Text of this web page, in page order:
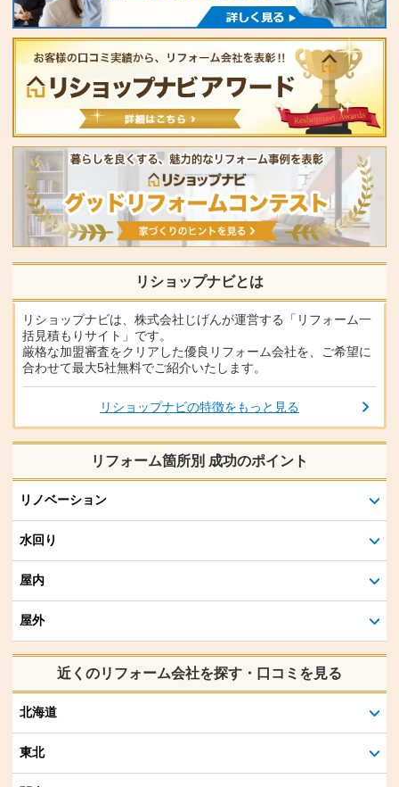
リショップナビとは
リショップナビは、株式会社じげんが運営する「リフォーム一
括見積もりサイト」です。
厳格な加盟審査をクリアした優良リフォーム会社を、ご希望に
合わせて最大5社無料でご紹介いたします。
リショップナビの特徴をもっと見る
リフォーム箇所別 成功のポイント
リノベーション
水回り
屋内
屋外
近くのリフォーム会社を探す・口コミを見る
北海道
東北